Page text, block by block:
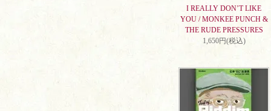
I REALLY DON’T LIKE
YOU / MONKEE PUNCH &
THE RUDE PRESSURES
1,650円(税込)